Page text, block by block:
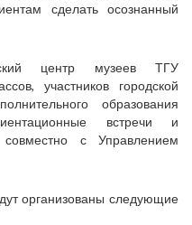
сделать осознанный
центр музеев ТГУ
участников городской
образования
встречи и
совместно с Управлением
организованы следующие